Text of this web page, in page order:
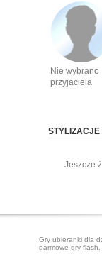
Nie wybrano
przyjaciela
STYLIZACJE
Jeszcze
Gry ubieranki dla
darmowe gry flash.